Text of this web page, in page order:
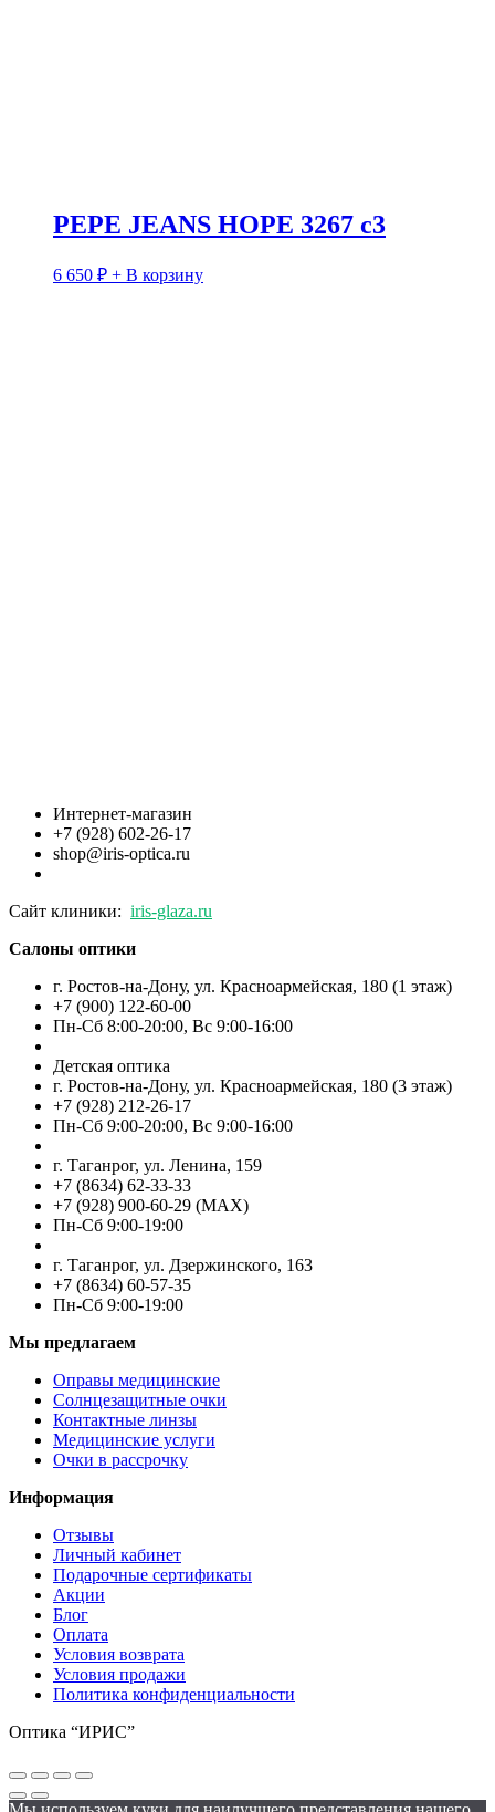
PEPE JEANS HOPE 3267 c3
6 650 ₽ + В корзину
Интернет-магазин
+7 (928) 602-26-17
shop@iris-optica.ru
Сайт клиники: iris-glaza.ru
Салоны оптики
г. Ростов-на-Дону, ул. Красноармейская, 180 (1 этаж)
+7 (900) 122-60-00
Пн-Cб 8:00-20:00, Вс 9:00-16:00
Детская оптика
г. Ростов-на-Дону, ул. Красноармейская, 180 (3 этаж)
+7 (928) 212-26-17
Пн-Cб 9:00-20:00, Вс 9:00-16:00
г. Таганрог, ул. Ленина, 159
+7 (8634) 62-33-33
+7 (928) 900-60-29 (MAX)
Пн-Cб 9:00-19:00
г. Таганрог, ул. Дзержинского, 163
+7 (8634) 60-57-35
Пн-Сб 9:00-19:00
Мы предлагаем
Оправы медицинские
Солнцезащитные очки
Контактные линзы
Медицинские услуги
Очки в рассрочку
Информация
Отзывы
Личный кабинет
Подарочные сертификаты
Акции
Блог
Оплата
Условия возврата
Условия продажи
Политика конфиденциальности
Оптика “ИРИС”